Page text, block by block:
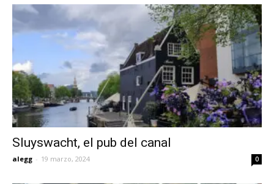
Sluyswacht, el pub del canal
alegg - 19 marzo, 2024 0